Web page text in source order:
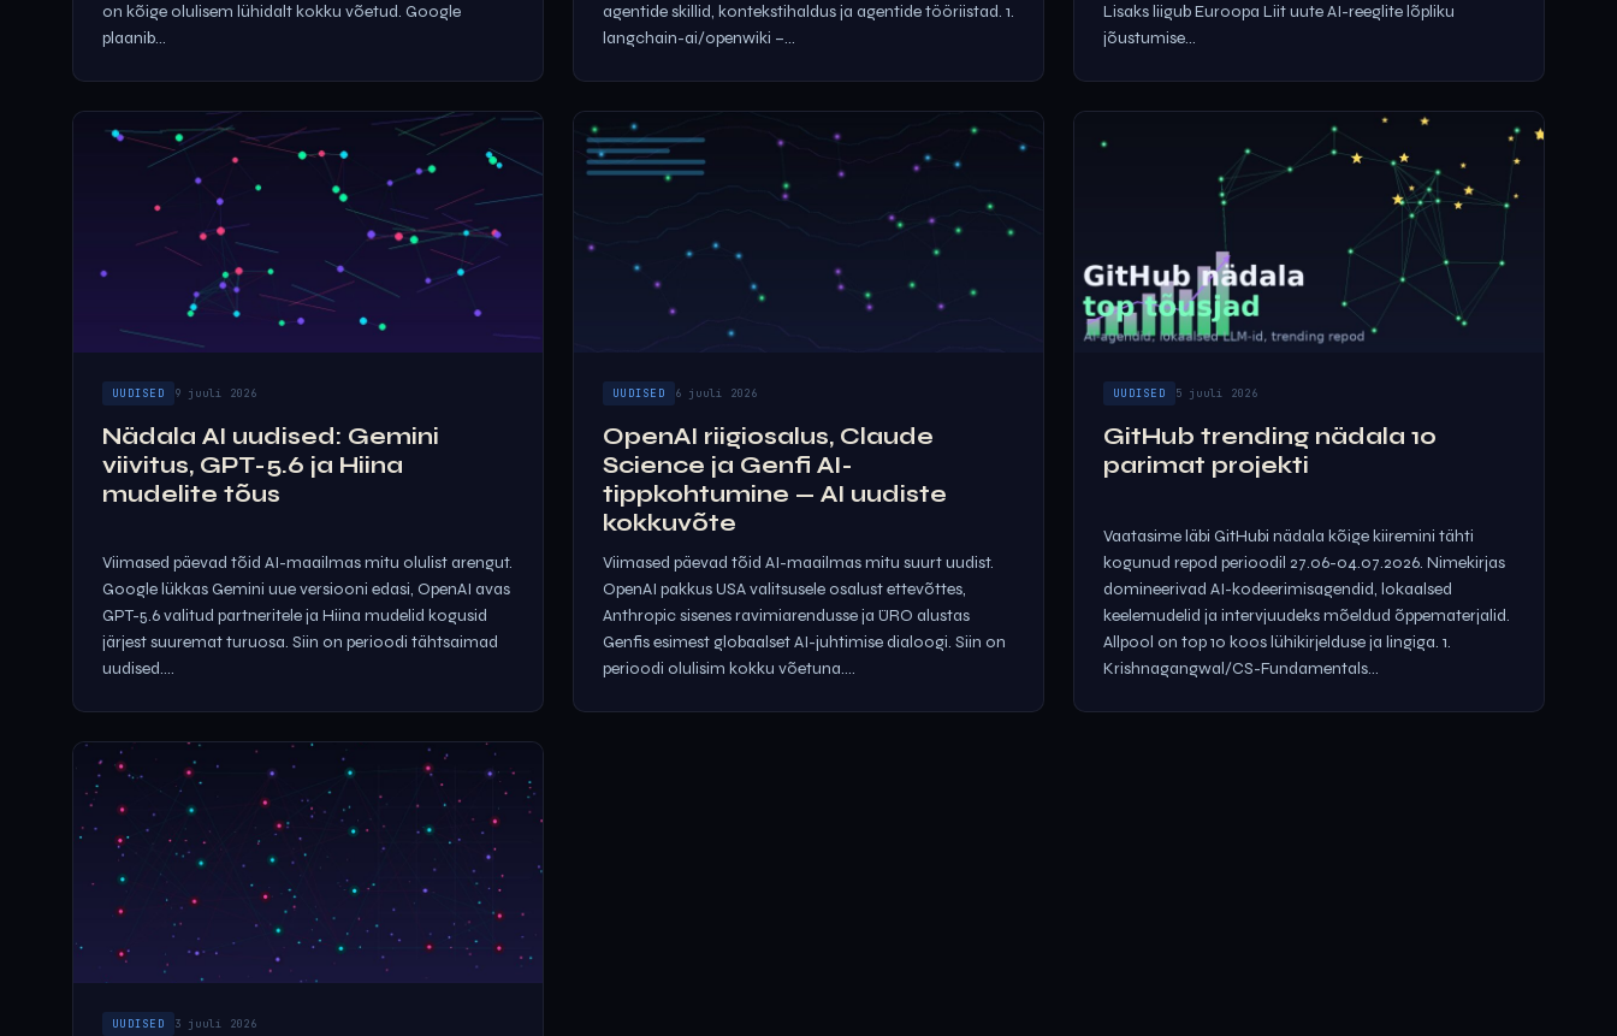
on kõige olulisem lühidalt kokku võetud. Google
plaanib...
agentide skillid, kontekstihaldus ja agentide tööriistad. 1.
langchain-ai/openwiki –...
Lisaks liigub Euroopa Liit uute AI-reeglite lõpliku
jõustumise...
UUDISED 9 juuli 2026
Nädala AI uudised: Gemini
viivitus, GPT-5.6 ja Hiina
mudelite tõus
Viimased päevad tõid AI-maailmas mitu olulist arengut.
Google lükkas Gemini uue versiooni edasi, OpenAI avas
GPT-5.6 valitud partneritele ja Hiina mudelid kogusid
järjest suuremat turuosa. Siin on perioodi tähtsaimad
uudised....
UUDISED 6 juuli 2026
OpenAI riigiosalus, Claude
Science ja Genfi AI-
tippkohtumine — AI uudiste
kokkuvõte
Viimased päevad tõid AI-maailmas mitu suurt uudist.
OpenAI pakkus USA valitsusele osalust ettevõttes,
Anthropic sisenes ravimiarendusse ja ÜRO alustas
Genfis esimest globaalset AI-juhtimise dialoogi. Siin on
perioodi olulisim kokku võetuna....
UUDISED 5 juuli 2026
GitHub trending nädala 10
parimat projekti
Vaatasime läbi GitHubi nädala kõige kiiremini tähti
kogunud repod perioodil 27.06-04.07.2026. Nimekirjas
domineerivad AI-kodeerimisagendid, lokaalsed
keelemudelid ja intervjuudeks mõeldud õppematerjalid.
Allpool on top 10 koos lühikirjelduse ja lingiga. 1.
Krishnagangwal/CS-Fundamentals...
UUDISED 3 juuli 2026